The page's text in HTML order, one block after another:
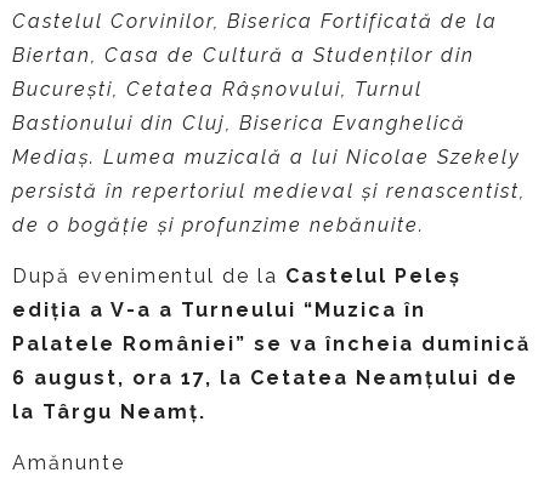
Castelul Corvinilor, Biserica Fortificată de la
Biertan, Casa de Cultură a Studenților din
București, Cetatea Râșnovului, Turnul
Bastionului din Cluj, Biserica Evanghelică
Mediaș. Lumea muzicală a lui Nicolae Szekely
persistă în repertoriul medieval şi renascentist,
de o bogăţie şi profunzime nebănuite.
După evenimentul de la Castelul Peleș
ediția a V-a a Turneului “Muzica în
Palatele României” se va încheia duminică
6 august, ora 17, la Cetatea Neamțului de
la Târgu Neamț.
Amănunte